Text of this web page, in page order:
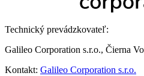
Technický prevádzkovateľ:
Galileo Corporation s.r.o., Čierna
Kontakt: Galileo Corporation s.r.o.